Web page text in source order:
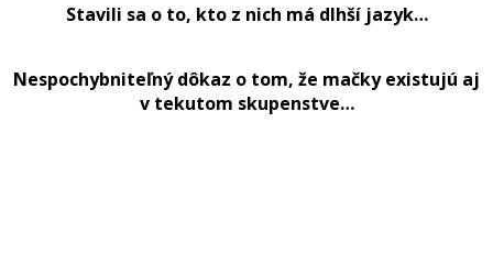
Stavili sa o to, kto z nich má dlhší jazyk…
Nespochybniteľný dôkaz o tom, že mačky existujú aj
v tekutom skupenstve…